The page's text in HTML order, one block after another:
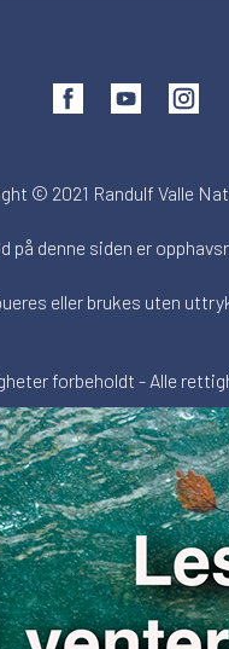
© 2021 Randulf Valle
på denne siden er
eller brukes uten
forbeholdt - Alle